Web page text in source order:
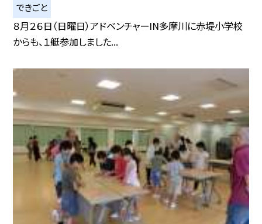
できごと
８月２６日（日曜日）アドベンチャーIN多摩川に赤堤小学校
からも、１艇参加しました...